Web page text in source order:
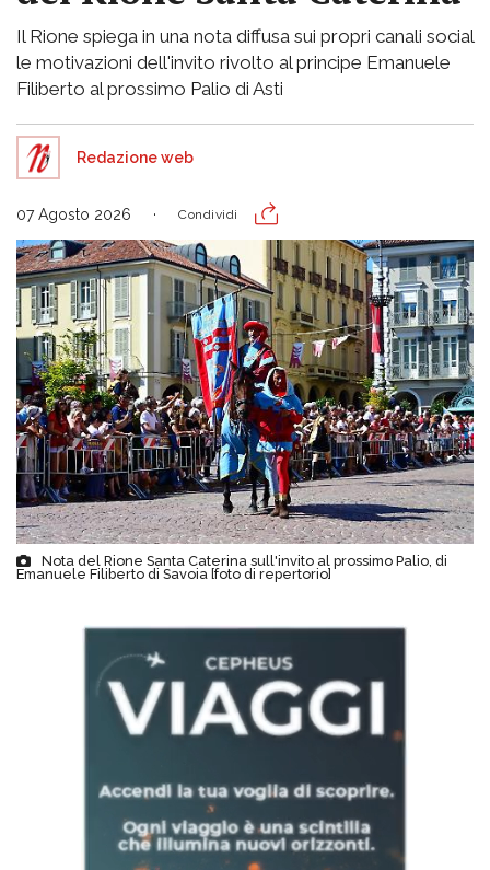
Il Rione spiega in una nota diffusa sui propri canali social
le motivazioni dell'invito rivolto al principe Emanuele
Filiberto al prossimo Palio di Asti
Redazione web
07 Agosto 2026 Condividi
Nota del Rione Santa Caterina sull'invito al prossimo Palio, di
Emanuele Filiberto di Savoia [foto di repertorio]